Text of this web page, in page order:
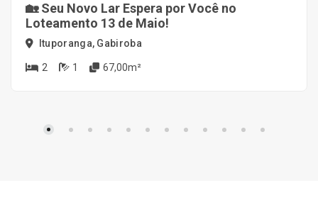
🏡 Seu Novo Lar Espera por Você no
Loteamento 13 de Maio!
Ituporanga, Gabiroba
2 1 67,00m²